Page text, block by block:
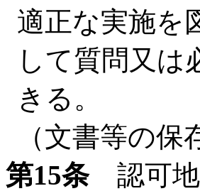
適正な実施を
して質問又は
きる。
（文書等の保
第15条認可地